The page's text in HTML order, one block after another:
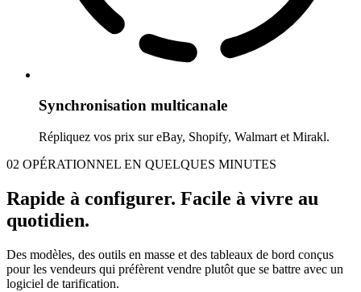
Synchronisation multicanale
Répliquez vos prix sur eBay, Shopify, Walmart et Mirakl.
02 OPÉRATIONNEL EN QUELQUES MINUTES
Rapide à configurer. Facile à vivre au
quotidien.
Des modèles, des outils en masse et des tableaux de bord conçus
pour les vendeurs qui préfèrent vendre plutôt que se battre avec un
logiciel de tarification.